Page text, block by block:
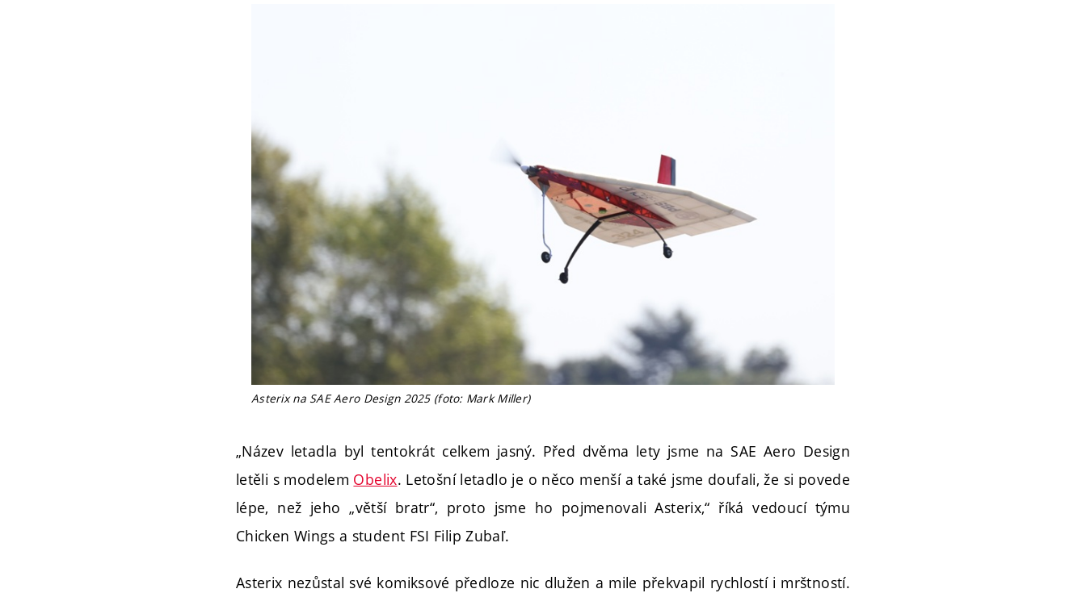
Asterix na SAE Aero Design 2025 (foto: Mark Miller)
„Název letadla byl tentokrát celkem jasný. Před dvěma lety jsme na SAE Aero Design
letěli s modelem Obelix. Letošní letadlo je o něco menší a také jsme doufali, že si povede
lépe, než jeho „větší bratr“, proto jsme ho pojmenovali Asterix,“ říká vedoucí týmu
Chicken Wings a student FSI Filip Zubaľ.
Asterix nezůstal své komiksové předloze nic dlužen a mile překvapil rychlostí i mrštností.